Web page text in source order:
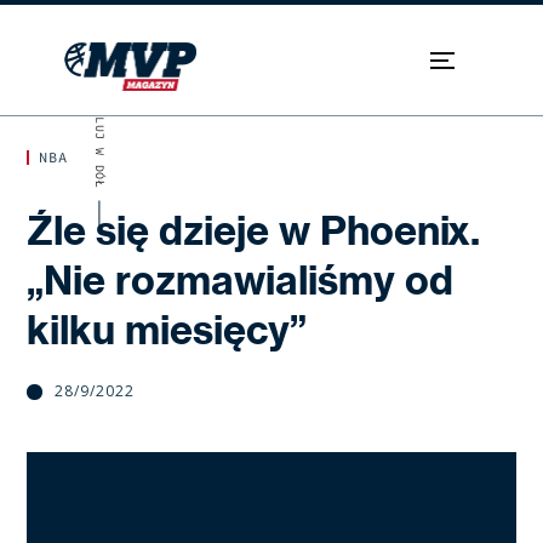
NBA
Źle się dzieje w Phoenix.
„Nie rozmawialiśmy od
kilku miesięcy”
28/9/2022
SKROLUJ W DÓŁ